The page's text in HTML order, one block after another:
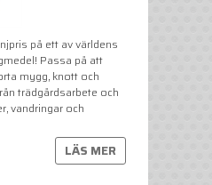
på ett av världens
Passa på att
mygg, knott och
trädgårdsarbete och
vandringar och
LÄS MER